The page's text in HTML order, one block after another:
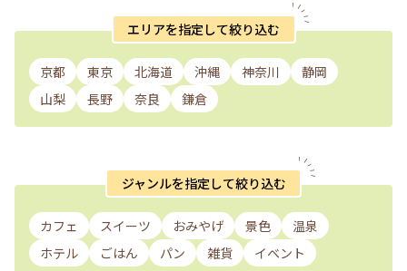
エリアを指定して絞り込む
京都 東京 北海道 沖縄 神奈川
静岡
山梨
長野 奈良 鎌倉
ジャンルを指定して絞り込む
カフェ スイーツ おみやげ 景色
温泉
ホテル
ごはん パン 雑貨 イベント